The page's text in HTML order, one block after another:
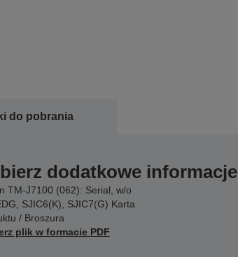
do pobrania
dodatkowe informacje
TM-J7100 (062): Serial, w/o
SJIC6(K), SJIC7(G) Karta
/ Broszura
plik w formacie PDF